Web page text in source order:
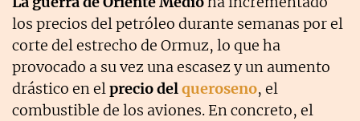
los precios del petróleo durante semanas por el
corte del estrecho de Ormuz, lo que ha
provocado a su vez una escasez y un aumento
drástico en elprecio delqueroseno, el
combustible de los aviones. En concreto, el